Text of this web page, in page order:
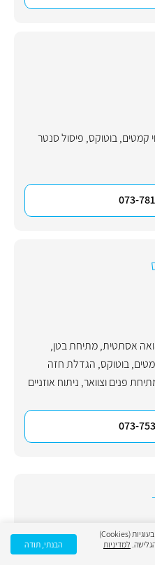
קמטים,בוטוקס, פיסול סנטר
073-
אסתטית,מתיחת בטן,
,בוטוקס, הגדלת חזה
פנים וצוואר, ניתוח אוזניים
073-
האתר משתמש בעוגיות (Cookies)
למדיניות
הבנתי, תודה